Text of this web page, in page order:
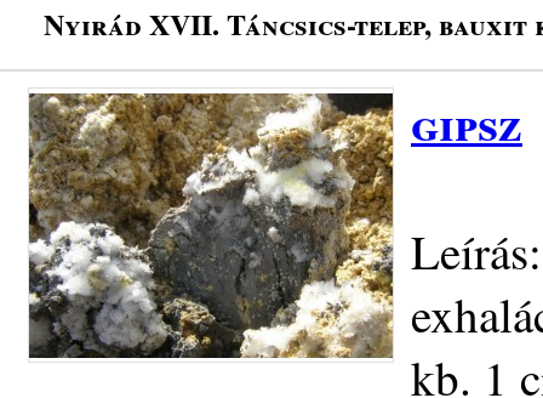
Nyirád XVII. Táncsics-telep,
gipsz
kb. 1